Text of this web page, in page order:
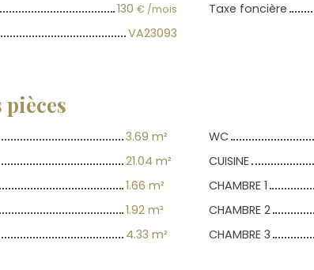
130€ /mois Taxe foncière
VA23093
pièces
3.69 m² WC
21.04 m² CUISINE
1.66 m² CHAMBRE 1
1.92 m² CHAMBRE 2
4.33 m² CHAMBRE 3